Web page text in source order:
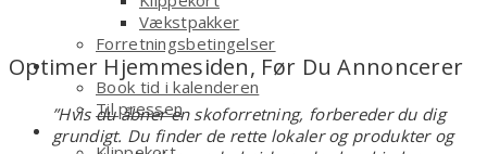
Vækstpakker
Forretningsbetingelser
Kontakt
Book tid i kalenderen
Til pressen
Shop
Optimer Hjemmesiden, Før Du Annoncerer
”Hvis du åbner en skoforretning, forbereder du dig
grundigt. Du finder de rette lokaler og produkter og